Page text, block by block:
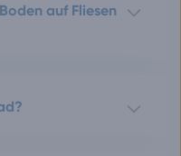
auf Fliesen